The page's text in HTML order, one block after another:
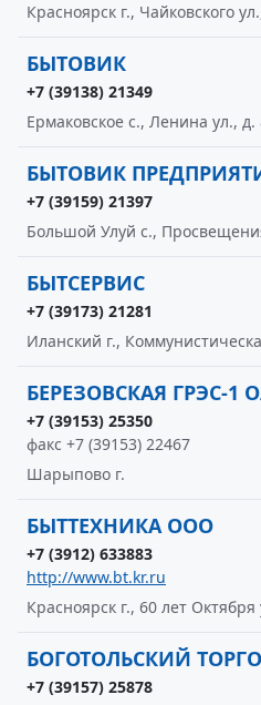
Красноярск г., Чайковского
БЫТОВИК
+7 (39138) 21349
Ермаковское с., Ленина ул., д.
БЫТОВИК
+7 (39159) 21397
Большой Улуй с.,
БЫТСЕРВИС
+7 (39173) 21281
Иланский г.,
БЕРЕЗОВСКАЯ ГРЭС-1
+7 (39153) 25350
факс +7 (39153) 22467
Шарыпово г.
БЫТТЕХНИКА ООО
+7 (3912) 633883
http://www.bt.kr.ru
Красноярск г., 60 лет Октября
БОГОТОЛЬСКИЙ
+7 (39157) 25878